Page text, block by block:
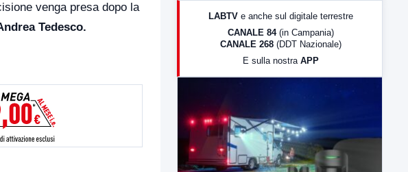
venga presa dopo la
Tedesco.
LabNews (Diretta)
LABTV e anche sul digitale terrestre
CANALE 84 (in Campania)
CANALE 268 (DDT Nazionale)
E sulla nostra APP